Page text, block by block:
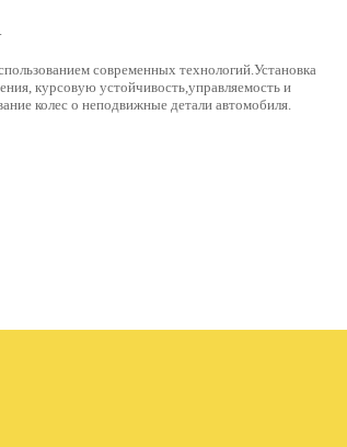
современных технологий.Установка
курсовую устойчивость,управляемость и
колес о неподвижные детали автомобиля.